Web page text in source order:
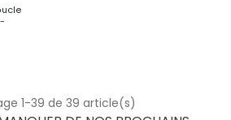
1-39 de 39 article(s)